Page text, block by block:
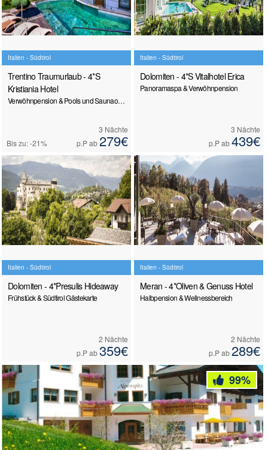
Italien - Südtirol
Trentino Traumurlaub - 4*S
Kristiania Hotel
Verwöhnpension & Pools und Saunaoase
Bis zu: -21%
3 Nächte
p.P ab 279€
Italien - Südtirol
Dolomiten - 4*S Vitalhotel Erica
Panoramaspa & Verwöhnpension
3 Nächte
p.P ab439€
Italien - Südtirol
Dolomiten - 4*Presulis Hideaway
Frühstück & Südtirol Gästekarte
2 Nächte
p.P ab359€
Italien - Südtirol
Meran - 4*Oliven & Genuss Hotel
Halbpension & Wellnessbereich
2 Nächte
p.P ab 289€
99%